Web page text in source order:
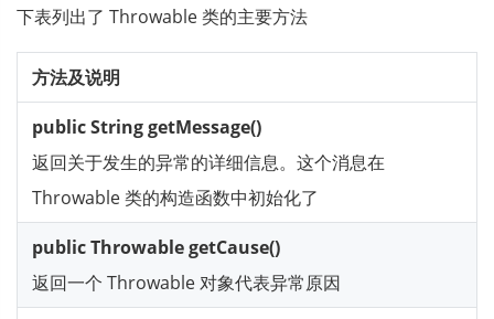
下表列出了 Throwable 类的主要方法
方法及说明
public String getMessage()
返回关于发生的异常的详细信息。这个消息在
Throwable 类的构造函数中初始化了
public Throwable getCause()
返回一个 Throwable 对象代表异常原因